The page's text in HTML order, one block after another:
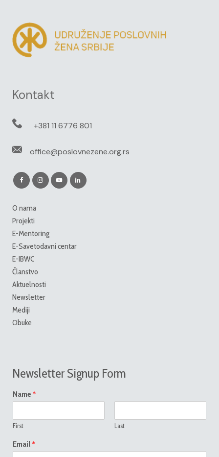
Kontakt
+381 11 6776 801
office@poslovnezene.org.rs
O nama
Projekti
E-Mentoring
E-Savetodavni centar
E-IBWC
Članstvo
Aktuelnosti
Newsletter
Mediji
Obuke
Newsletter Signup Form
Name *
First Last
Email *